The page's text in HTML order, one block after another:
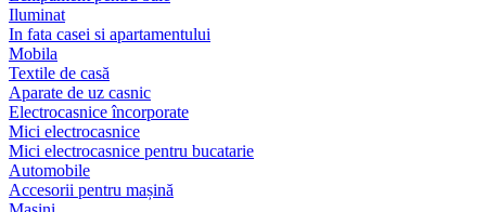
Iluminat
In fata casei si apartamentului
Mobila
Textile de casă
Aparate de uz casnic
Electrocasnice încorporate
Mici electrocasnice
Mici electrocasnice pentru bucatarie
Automobile
Accesorii pentru mașină